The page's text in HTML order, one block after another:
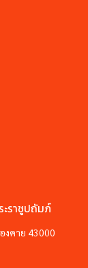
ะราชูปถัมภ์
งคาย 43000